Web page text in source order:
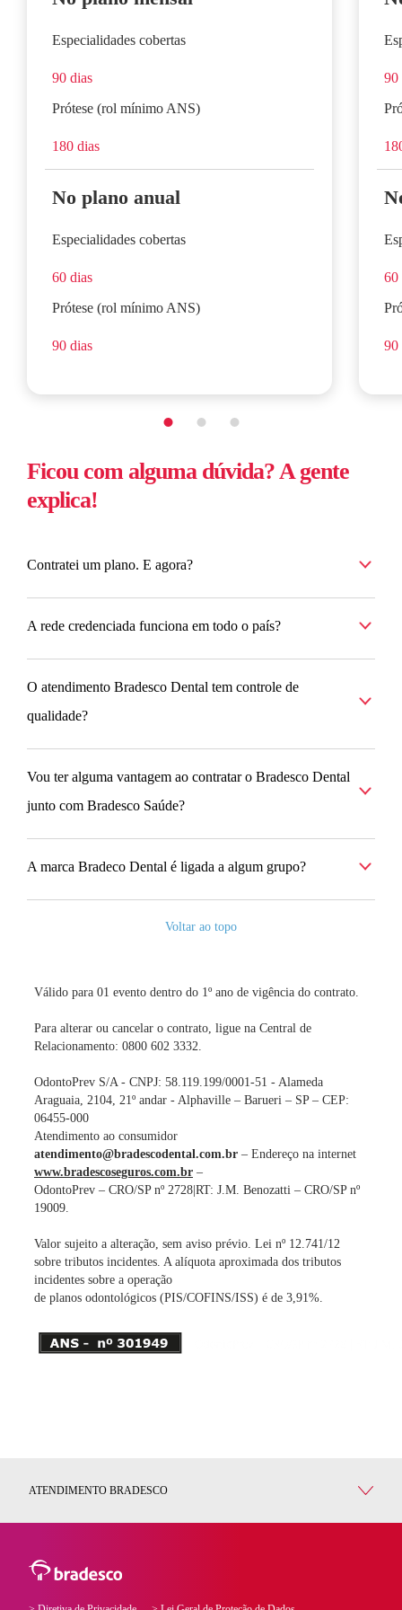
Especialidades cobertas
90 dias
Prótese (rol mínimo ANS)
180 dias
No plano anual
Especialidades cobertas
60 dias
Prótese (rol mínimo ANS)
90 dias
90
60
90
Ficou com alguma dúvida? A gente
explica!
Contratei um plano. E agora?
A rede credenciada funciona em todo o país?
O atendimento Bradesco Dental tem controle de
qualidade?
Vou ter alguma vantagem ao contratar o Bradesco Dental
junto com Bradesco Saúde?
A marca Bradeco Dental é ligada a algum grupo?
Voltar ao topo
Válido para 01 evento dentro do 1º ano de vigência do contrato.
Para alterar ou cancelar o contrato, ligue na Central de
Relacionamento: 0800 602 3332.
OdontoPrev S/A - CNPJ: 58.119.199/0001-51 - Alameda
Araguaia, 2104, 21º andar - Alphaville – Barueri – SP – CEP:
06455-000
Atendimento ao consumidor
atendimento@bradescodental.com.br – Endereço na internet
www.bradescoseguros.com.br –
OdontoPrev – CRO/SP nº 2728|RT: J.M. Benozatti – CRO/SP nº
19009.
Valor sujeito a alteração, sem aviso prévio. Lei nº 12.741/12
sobre tributos incidentes. A alíquota aproximada dos tributos
incidentes sobre a operação
de planos odontológicos (PIS/COFINS/ISS) é de 3,91%.
ATENDIMENTO BRADESCO